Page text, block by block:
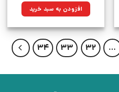
۳۵۰,۰۰۰تومان
بود.
۲۵۰,۲۵۰تومان.افزودن به سبد خرید
…
32
33
34